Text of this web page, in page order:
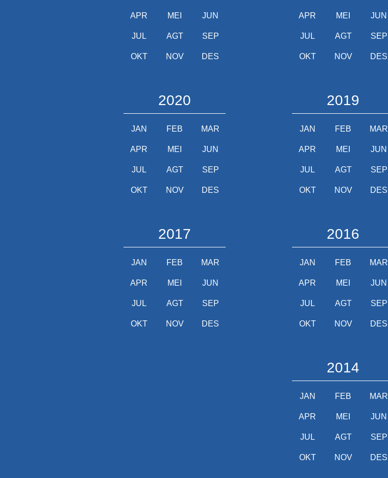
APR MEI JUN
JUL AGT SEP
OKT NOV DES
APR MEI JUN
JUL AGT SEP
OKT NOV DES
2020
JAN FEB MAR
APR MEI JUN
JUL AGT SEP
OKT NOV DES
2019
JAN FEB MAR
APR MEI JUN
JUL AGT SEP
OKT NOV DES
2017
JAN FEB MAR
APR MEI JUN
JUL AGT SEP
OKT NOV DES
2016
JAN FEB MAR
APR MEI JUN
JUL AGT SEP
OKT NOV DES
2014
JAN FEB MAR
APR MEI JUN
JUL AGT SEP
OKT NOV DES